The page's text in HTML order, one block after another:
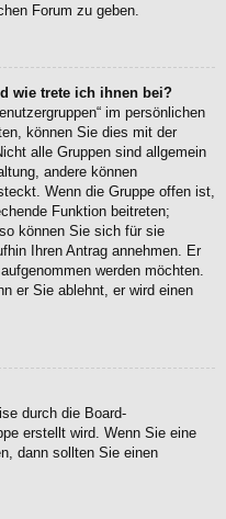
Forum zu geben.
wie trete ich ihnen bei?
im persönlichen
können Sie dies mit der
alle Gruppen sind allgemein
andere können
Wenn die Gruppe offen ist,
Funktion beitreten;
können Sie sich für sie
Ihren Antrag annehmen. Er
werden möchten.
er Sie ablehnt, er wird einen
durch die Board-
erstellt wird. Wenn Sie eine
dann sollten Sie einen